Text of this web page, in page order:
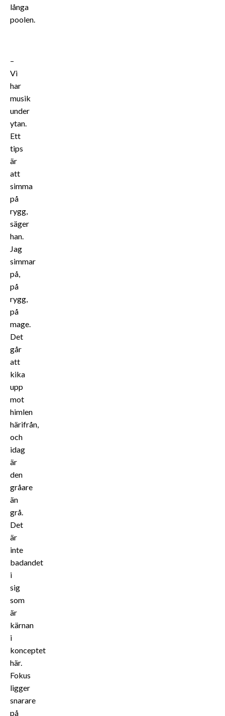
långa
poolen.
–
Vi
har
musik
under
ytan.
Ett
tips
är
att
simma
på
rygg,
säger
han.
Jag
simmar
på,
på
rygg,
på
mage.
Det
går
att
kika
upp
mot
himlen
härifrån,
och
idag
är
den
gråare
än
grå.
Det
är
inte
badandet
i
sig
som
är
kärnan
i
konceptet
här.
Fokus
ligger
snarare
på